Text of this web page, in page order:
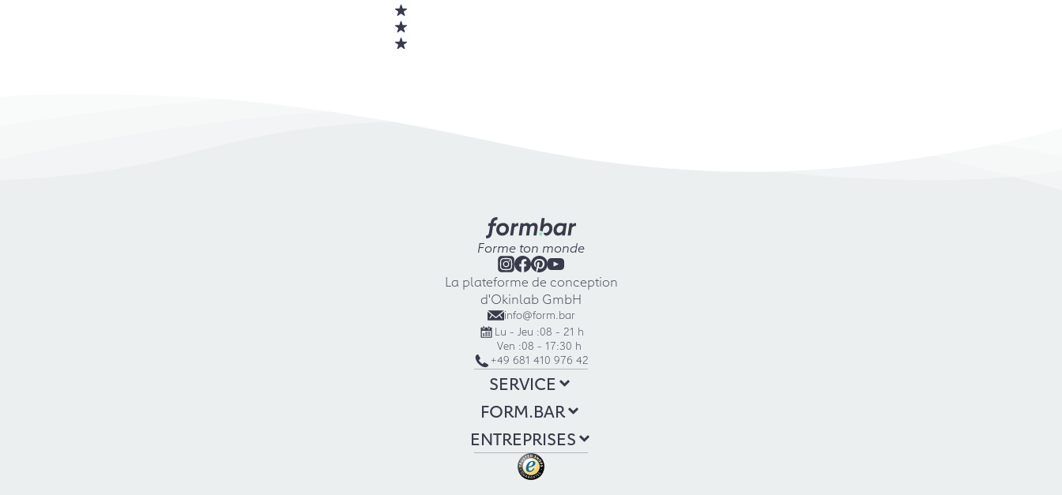
Forme ton monde
La plateforme de conception
d'Okinlab GmbH
info@form.bar
Lu - Jeu :08 - 21 h
Ven :08 - 17:30 h
+49 681 410 976 42
SERVICE
FORM.BAR
ENTREPRISES